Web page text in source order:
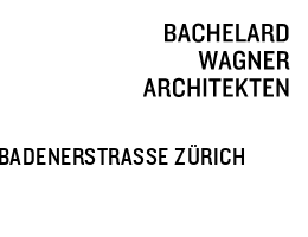
ZÜRICH